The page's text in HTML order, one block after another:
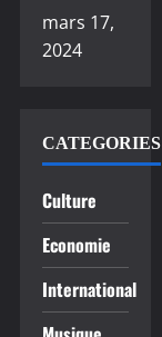
mars 17,
2024
CATEGORIES
Culture
Economie
International